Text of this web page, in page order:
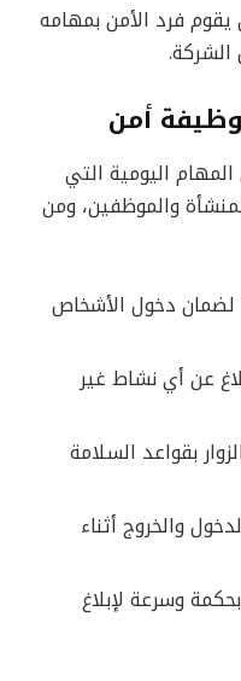
فرد الأمن بمهامه
أمن
اليومية التي
والموظفين، ومن
لضمان دخول الأشخاص
عن أي نشاط غير
بقواعد السلامة
والخروج أثناء
وسرعة لإبلاغ